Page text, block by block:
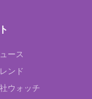
ース
ンド
ウォッチ